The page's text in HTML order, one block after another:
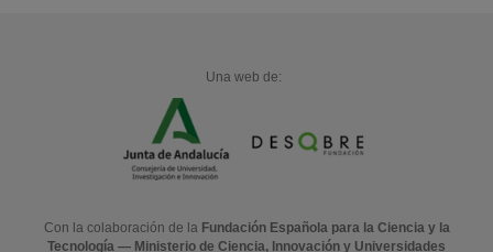
Una web de:
Con la colaboración de la Fundación Española para la Ciencia y la
Tecnología — Ministerio de Ciencia, Innovación y Universidades